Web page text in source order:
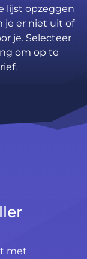
lijst opzeggen
je er niet uit of
je. Selecteer
om op te
met